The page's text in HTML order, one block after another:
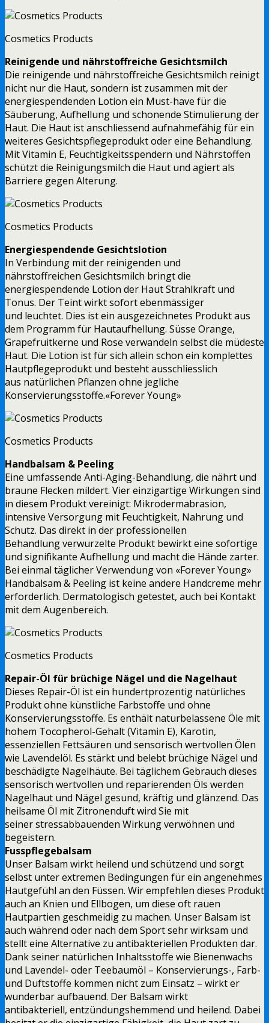
Cosmetics Products
Reinigende und nährstoffreiche Gesichtsmilch
Die reinigende und nährstoffreiche Gesichtsmilch reinigt
nicht nur die Haut, sondern ist zusammen mit der
energiespendenden Lotion ein Must-have für die
Säuberung, Aufhellung und schonende Stimulierung der
Haut. Die Haut ist anschliessend aufnahmefähig für ein
weiteres Gesichtspflegeprodukt oder eine Behandlung.
Mit Vitamin E, Feuchtigkeitsspendern und Nährstoffen
schützt die Reinigungsmilch die Haut und agiert als
Barriere gegen Alterung.
Cosmetics Products
Energiespendende Gesichtslotion
In Verbindung mit der reinigenden und
nährstoffreichen Gesichtsmilch bringt die
energiespendende Lotion der Haut Strahlkraft und
Tonus. Der Teint wirkt sofort ebenmässiger
und leuchtet. Dies ist ein ausgezeichnetes Produkt aus
dem Programm für Hautaufhellung. Süsse Orange,
Grapefruitkerne und Rose verwandeln selbst die müdeste
Haut. Die Lotion ist für sich allein schon ein komplettes
Hautpflegeprodukt und besteht ausschliesslich
aus natürlichen Pflanzen ohne jegliche
Konservierungsstoffe.«Forever Young»
Cosmetics Products
Handbalsam & Peeling
Eine umfassende Anti-Aging-Behandlung, die nährt und
braune Flecken mildert. Vier einzigartige Wirkungen sind
in diesem Produkt vereinigt: Mikrodermabrasion,
intensive Versorgung mit Feuchtigkeit, Nahrung und
Schutz. Das direkt in der professionellen
Behandlung verwurzelte Produkt bewirkt eine sofortige
und signifikante Aufhellung und macht die Hände zarter.
Bei einmal täglicher Verwendung von «Forever Young»
Handbalsam & Peeling ist keine andere Handcreme mehr
erforderlich. Dermatologisch getestet, auch bei Kontakt
mit dem Augenbereich.
Cosmetics Products
Repair-Öl für brüchige Nägel und die Nagelhaut
Dieses Repair-Öl ist ein hundertprozentig natürliches
Produkt ohne künstliche Farbstoffe und ohne
Konservierungsstoffe. Es enthält naturbelassene Öle mit
hohem Tocopherol-Gehalt (Vitamin E), Karotin,
essenziellen Fettsäuren und sensorisch wertvollen Ölen
wie Lavendelöl. Es stärkt und belebt brüchige Nägel und
beschädigte Nagelhäute. Bei täglichem Gebrauch dieses
sensorisch wertvollen und reparierenden Öls werden
Nagelhaut und Nägel gesund, kräftig und glänzend. Das
heilsame Öl mit Zitronenduft wird Sie mit
seiner stressabbauenden Wirkung verwöhnen und
begeistern.
Fusspflegebalsam
Unser Balsam wirkt heilend und schützend und sorgt
selbst unter extremen Bedingungen für ein angenehmes
Hautgefühl an den Füssen. Wir empfehlen dieses Produkt
auch an Knien und Ellbogen, um diese oft rauen
Hautpartien geschmeidig zu machen. Unser Balsam ist
auch während oder nach dem Sport sehr wirksam und
stellt eine Alternative zu antibakteriellen Produkten dar.
Dank seiner natürlichen Inhaltsstoffe wie Bienenwachs
und Lavendel- oder Teebaumöl – Konservierungs-, Farb-
und Duftstoffe kommen nicht zum Einsatz – wirkt er
wunderbar aufbauend. Der Balsam wirkt
antibakteriell, entzündungshemmend und heilend. Dabei